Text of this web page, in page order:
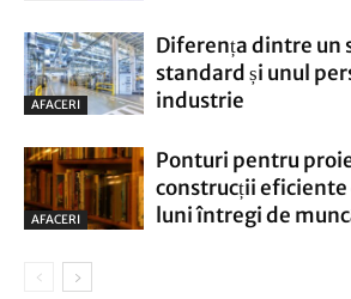
AFACERI
Diferența dintre un
standard și unul
industrie
AFACERI
Ponturi pentru
construcții eficiente
luni întregi de